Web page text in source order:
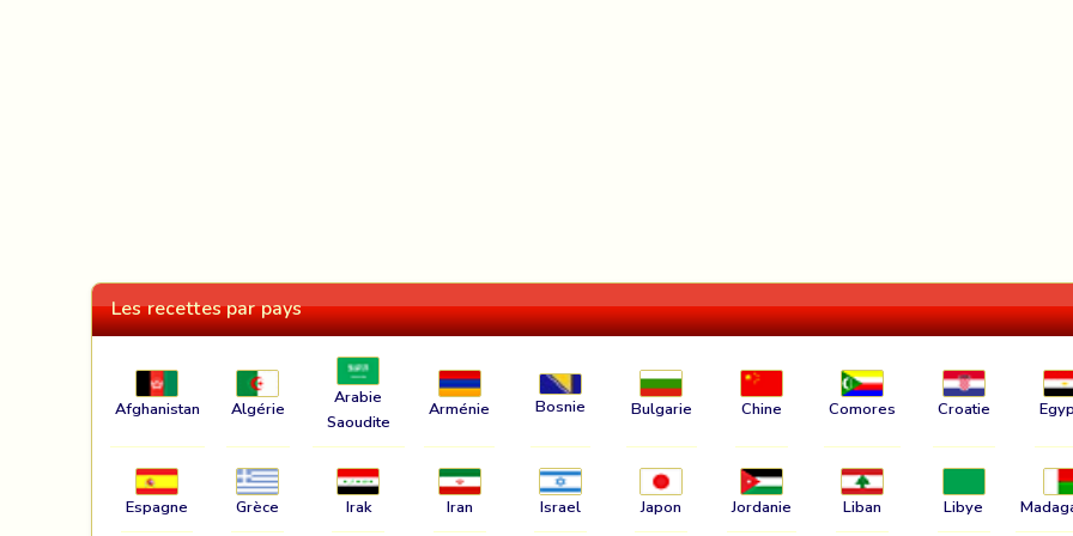
Les recettes par pays
Afghanistan Algérie
Arabie
Saoudite
Arménie Bosnie Bulgarie Chine Comores Croatie
Espagne Grèce Irak Iran Israel Japon Jordanie Liban Libye